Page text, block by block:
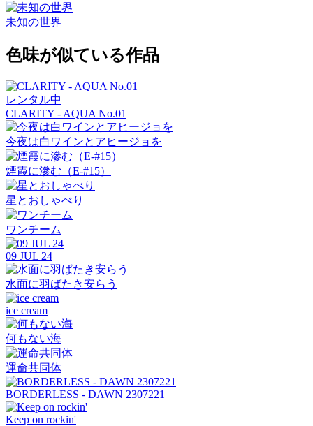
未知の世界
色味が似ている作品
レンタル中
CLARITY - AQUA No.01
今夜は白ワインとアヒージョを
煙霞に滲む（E-#15）
星とおしゃべり
ワンチーム
09 JUL 24
水面に羽ばたき安らう
ice cream
何もない海
運命共同体
BORDERLESS - DAWN 2307221
Keep on rockin'